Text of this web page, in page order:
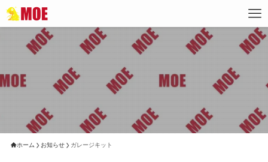
ホーム お知らせ ガレージキット